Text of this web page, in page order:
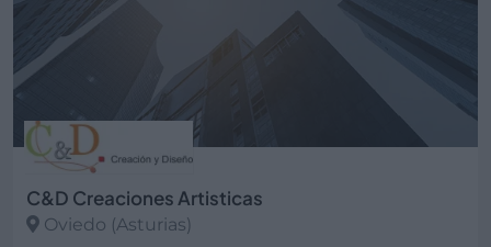
C&D Creaciones Artisticas
Oviedo (Asturias)